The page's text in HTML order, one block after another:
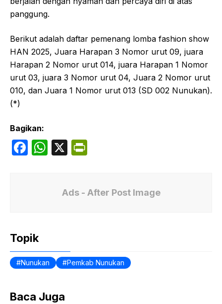
panggung.
Berikut adalah daftar pemenang lomba fashion show
HAN 2025, Juara Harapan 3 Nomor urut 09, juara
Harapan 2 Nomor urut 014, juara Harapan 1 Nomor
urut 03, juara 3 Nomor urut 04, Juara 2 Nomor urut
010, dan Juara 1 Nomor urut 013 (SD 002 Nunukan).
(*)
Bagikan:
F
o
k
W X
Fr
y
Ads - After Post Image
Topik
Nunukan Pemkab Nunukan
Baca Juga